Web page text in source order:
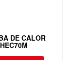
DE CALOR
HEC70M